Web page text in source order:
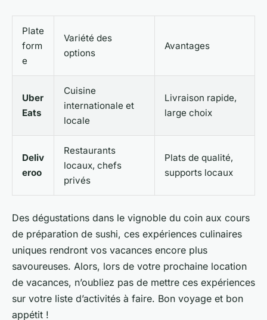
Plate
form
e
Variété des
options
Avantages
Uber
Eats
Cuisine
internationale et
locale
Livraison rapide,
large choix
Deliv
eroo
Restaurants
locaux, chefs
privés
Plats de qualité,
supports locaux
Des dégustations dans le vignoble du coin aux cours
de préparation de sushi, ces expériences culinaires
uniques rendront vos vacances encore plus
savoureuses. Alors, lors de votre prochaine location
de vacances, n’oubliez pas de mettre ces expériences
sur votre liste d’activités à faire. Bon voyage et bon
appétit !